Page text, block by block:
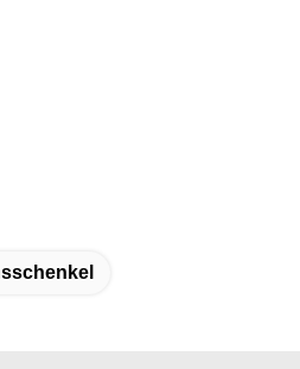
Motorteile und Fahrwerksteile für